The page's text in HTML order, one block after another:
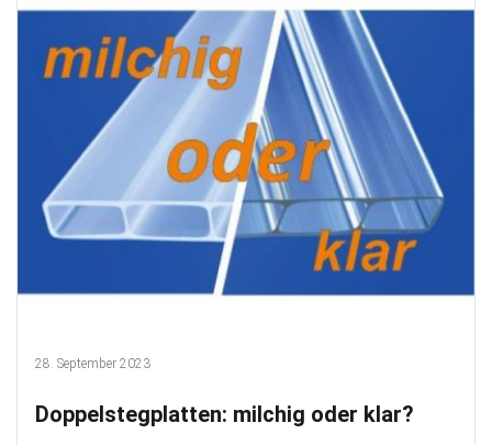
28. September 2023
Doppelstegplatten: milchig oder klar?